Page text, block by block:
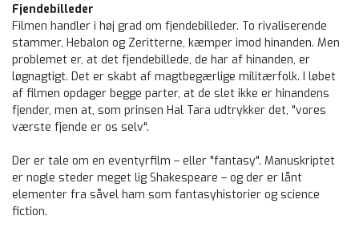
Fjendebilleder
Filmen handler i høj grad om fjendebilleder. To rivaliserende
stammer, Hebalon og Zeritterne, kæmper imod hinanden. Men
problemet er, at det fjendebillede, de har af hinanden, er
løgnagtigt. Det er skabt af magtbegærlige militærfolk. I løbet
af filmen opdager begge parter, at de slet ikke er hinandens
fjender, men at, som prinsen Hal Tara udtrykker det, "vores
værste fjende er os selv".
Der er tale om en eventyrfilm – eller "fantasy". Manuskriptet
er nogle steder meget lig Shakespeare – og der er lånt
elementer fra såvel ham som fantasyhistorier og science
fiction.